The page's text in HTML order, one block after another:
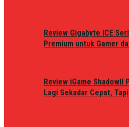
Review Gigabyte ICE
Premium untuk Gamer
Review iGame ShadowII
Lagi Sekadar Cepat,